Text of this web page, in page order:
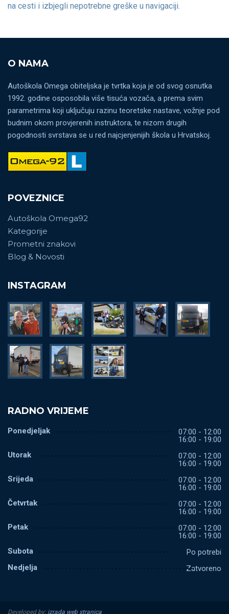
na cesti i izbjegli nepotrebne greške u navigaciji.
O NAMA
Autoškola Omega obiteljska je tvrtka koja je od svog osnutka
1992. godine osposobila više tisuća vozača, a prema svim
parametrima koji uključuju razinu teoretske nastave, vožnje pod
budnim okom provjerenih instruktora, te nizom drugih
pogodnosti svrstava se u red najcjenjenijih škola u Hrvatskoj.
POVEZNICE
Autoškola Omega92
Kategorije
Prometni znakovi
Blog & Novosti
INSTAGRAM
RADNO VRIJEME
Ponedjeljak
07:00 - 12:00
16:00 - 19:00
Utorak
07:00 - 12:00
16:00 - 19:00
Srijeda
07:00 - 12:00
16:00 - 19:00
Četvrtak
07:00 - 12:00
16:00 - 19:00
Petak
07:00 - 12:00
16:00 - 19:00
Subota
Po potrebi
Nedjelja
Zatvoreno
Developed by: izrada web stranica